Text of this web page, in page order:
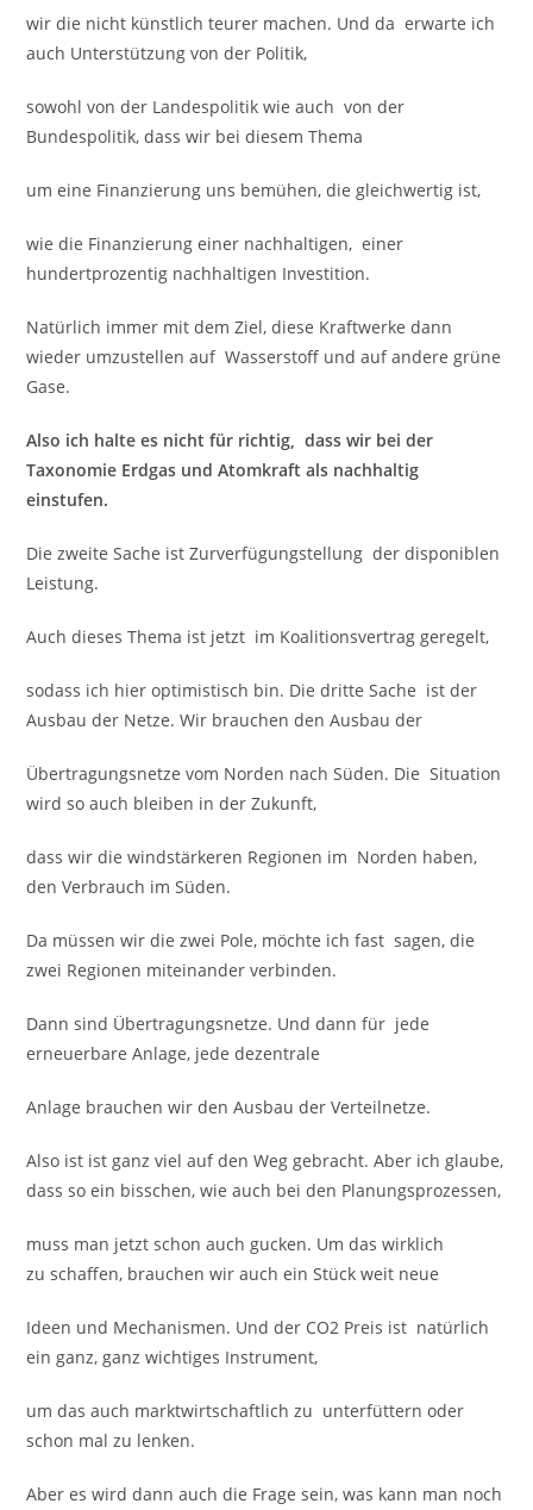
wir die nicht künstlich teurer machen. Und da erwarte ich
auch Unterstützung von der Politik,
sowohl von der Landespolitik wie auch von der
Bundespolitik, dass wir bei diesem Thema
um eine Finanzierung uns bemühen, die gleichwertig ist,
wie die Finanzierung einer nachhaltigen, einer
hundertprozentig nachhaltigen Investition.
Natürlich immer mit dem Ziel, diese Kraftwerke dann
wieder umzustellen auf Wasserstoff und auf andere grüne
Gase.
Also ich halte es nicht für richtig, dass wir bei der
Taxonomie Erdgas und Atomkraft als nachhaltig
einstufen.
Die zweite Sache ist Zurverfügungstellung der disponiblen
Leistung.
Auch dieses Thema ist jetzt im Koalitionsvertrag geregelt,
sodass ich hier optimistisch bin. Die dritte Sache ist der
Ausbau der Netze. Wir brauchen den Ausbau der
Übertragungsnetze vom Norden nach Süden. Die Situation
wird so auch bleiben in der Zukunft,
dass wir die windstärkeren Regionen im Norden haben,
den Verbrauch im Süden.
Da müssen wir die zwei Pole, möchte ich fast sagen, die
zwei Regionen miteinander verbinden.
Dann sind Übertragungsnetze. Und dann für jede
erneuerbare Anlage, jede dezentrale
Anlage brauchen wir den Ausbau der Verteilnetze.
Also ist ist ganz viel auf den Weg gebracht. Aber ich glaube,
dass so ein bisschen, wie auch bei den Planungsprozessen,
muss man jetzt schon auch gucken. Um das wirklich
zu schaffen, brauchen wir auch ein Stück weit neue
Ideen und Mechanismen. Und der CO2 Preis ist natürlich
ein ganz, ganz wichtiges Instrument,
um das auch marktwirtschaftlich zu unterfüttern oder
schon mal zu lenken.
Aber es wird dann auch die Frage sein, was kann man noch